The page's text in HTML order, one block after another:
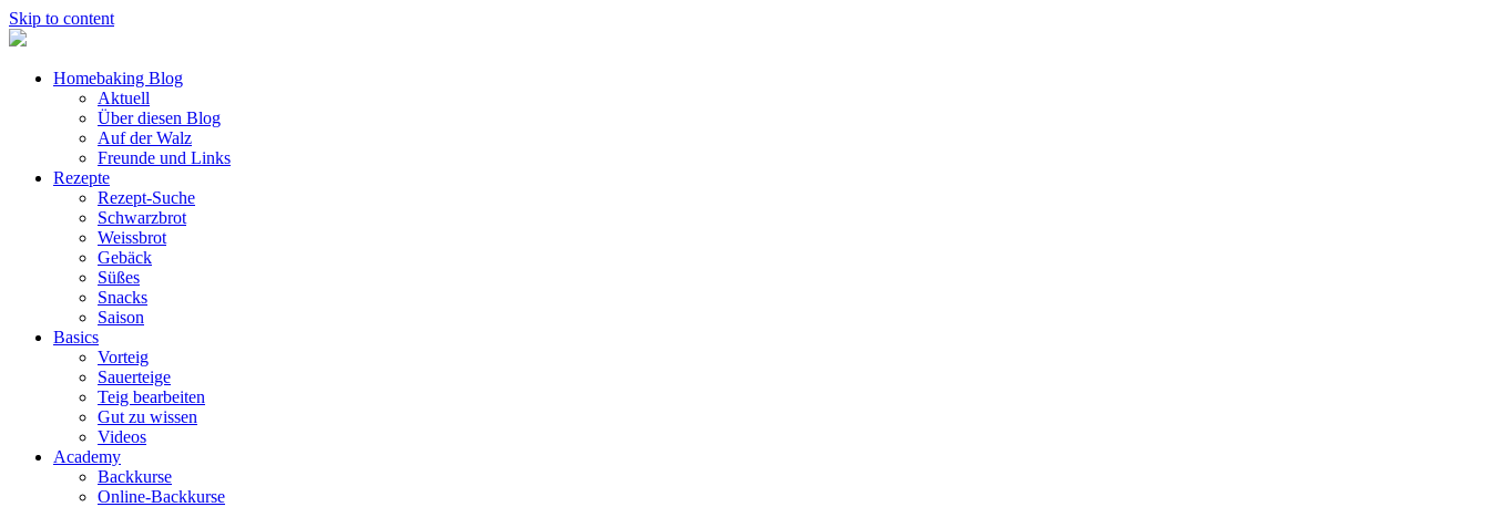
Skip to content
Homebaking Blog
Aktuell
Über diesen Blog
Auf der Walz
Freunde und Links
Rezepte
Rezept-Suche
Schwarzbrot
Weissbrot
Gebäck
Süßes
Snacks
Saison
Basics
Vorteig
Sauerteige
Teig bearbeiten
Gut zu wissen
Videos
Academy
Backkurse
Online-Backkurse